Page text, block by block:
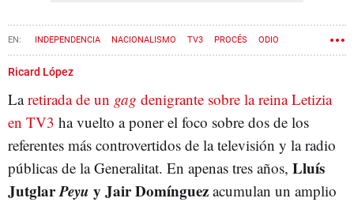
INDEPENDENCIA NACIONALISMO TV3 PROCÉS ODIO
CATALUNYA RÀDIO
JUNTS PER CATALUNYA
Ricard López
Laretirada de un gag denigrante sobre la reina Letizia
en TV3 ha vuelto a poner el foco sobre dos de los
referentes más controvertidos de la televisión y la radio
públicas de la Generalitat. En apenas tres años, Lluís
JutglarPeyu y Jair Domínguez acumulan un amplio